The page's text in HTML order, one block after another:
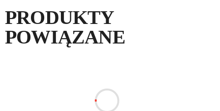
PRODUKTY
POWIĄZANE